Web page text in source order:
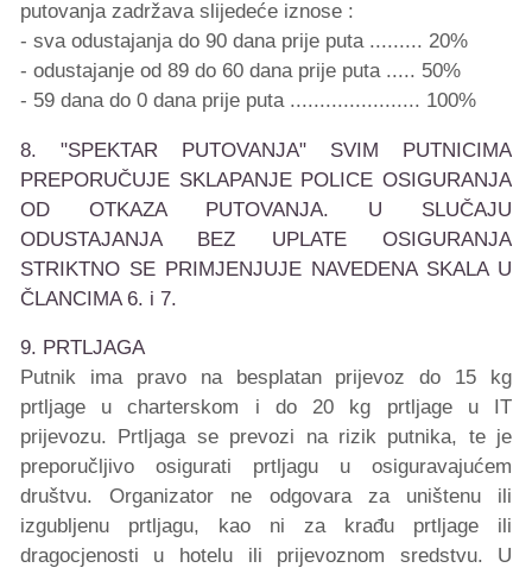
putovanja zadržava slijedeće iznose :
- sva odustajanja do 90 dana prije puta ......... 20%
- odustajanje od 89 do 60 dana prije puta ..... 50%
- 59 dana do 0 dana prije puta ...................... 100%
8. "SPEKTAR PUTOVANJA" SVIM PUTNICIMA
PREPORUČUJE SKLAPANJE POLICE OSIGURANJA
OD OTKAZA PUTOVANJA. U SLUČAJU
ODUSTAJANJA BEZ UPLATE OSIGURANJA
STRIKTNO SE PRIMJENJUJE NAVEDENA SKALA U
ČLANCIMA 6. i 7.
9. PRTLJAGA
Putnik ima pravo na besplatan prijevoz do 15 kg
prtljage u charterskom i do 20 kg prtljage u IT
prijevozu. Prtljaga se prevozi na rizik putnika, te je
preporučljivo osigurati prtljagu u osiguravajućem
društvu. Organizator ne odgovara za uništenu ili
izgubljenu prtljagu, kao ni za krađu prtljage ili
dragocjenosti u hotelu ili prijevoznom sredstvu. U